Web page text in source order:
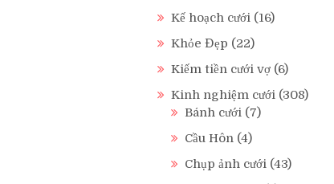
Kế hoạch cưới (16)
Khỏe Đẹp (22)
Kiếm tiền cưới vợ (6)
Kinh nghiệm cưới (308)
Bánh cưới (7)
Cầu Hôn (4)
Chụp ảnh cưới (43)